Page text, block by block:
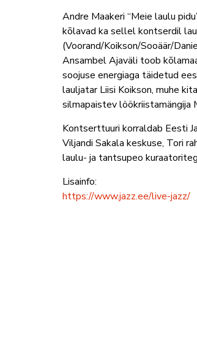
Andre Maakeri “Meie laulu
kõlavad ka sellel kontserdil
(Voorand/Koikson/Sooäär/
Ansambel Ajaväli toob
soojuse energiaga täidetud
lauljatar Liisi Koikson, muhe
silmapaistev löökriistamängija
Kontserttuuri korraldab Eesti
Viljandi Sakala keskuse, Tori
laulu- ja tantsupeo
Lisainfo:
https://www.jazz.ee/live-jazz/